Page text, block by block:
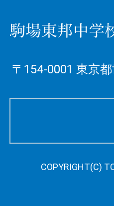
〒154-0001 東京
COPYRIGHT(C)